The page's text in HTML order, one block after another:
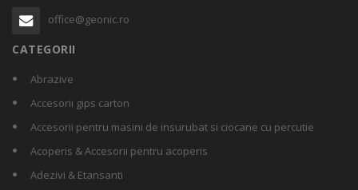
office@geonic.ro
CATEGORII
Abrazive
Accesorii gips carton
Accesorii pentru masini de insurubat si ciocane cu percutie
Acoperis & Accesorii pentru acoperis
Adezivi & Etansanti